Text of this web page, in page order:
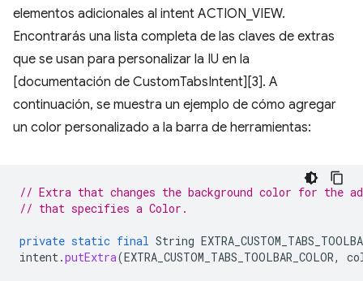
elementos adicionales al intent ACTION_VIEW.
Encontrarás una lista completa de las claves de extras
que se usan para personalizar la IU en la
[documentación de CustomTabsIntent][3]. A
continuación, se muestra un ejemplo de cómo agregar
un color personalizado a la barra de herramientas:
// Extra that changes the background color for the
// that specifies a Color.
private static final String
intent.putExtra(EXTRA_CUSTOM_TABS_TOOLBAR_COLOR,